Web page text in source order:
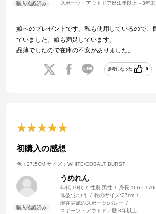
スポーツ・アウトドア歴:1年以上～3年
娘へのプレゼントです。私も使用しているので、
ていました。娘も満足しています。
品薄でしたので在庫の不安がありました。
参考になった 0
初購入の感想
色：27.5CM サイズ：WHITE/COBALT BURST
うめれん
年代:10代 性別:男性 身長:166～
体型: ふつう 靴のサイズ:27cm
現在実施のスポーツ:バレー
スポーツ・アウトドア歴:3年以上